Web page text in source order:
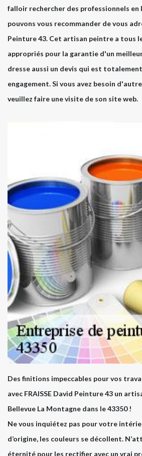
falloir rechercher des professionnels en
pouvons vous recommander de vous
Peinture 43. Cet artisan peintre a tous
appropriés pour la garantie d'un
dresse aussi un devis qui est
engagement. Si vous avez besoin
veuillez faire une visite de son site web.
Des finitions impeccables pour vos
avec FRAISSE David Peinture 43 un
Bellevue La Montagne dans le 43350 !
Ne vous inquiétez pas pour votre
d’origine, les couleurs se décollent.
éternité pour les rectifier avec un vrai